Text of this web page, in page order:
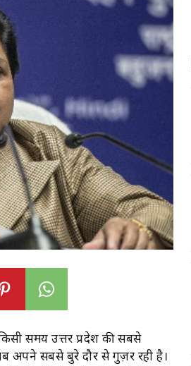
समय उत्तर प्रदेश की सबसे
अपने सबसे बुरे दौर से गुज़र रही है।